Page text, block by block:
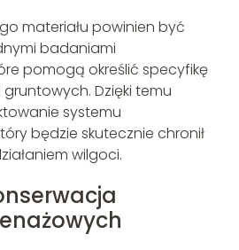
materiału powinien być
badaniami
pomogą określić specyfikę
Dzięki temu
systemu
będzie skutecznie chronił
wilgoci.